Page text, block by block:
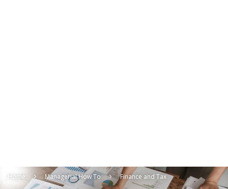
Home Managerial How To Finance and Tax